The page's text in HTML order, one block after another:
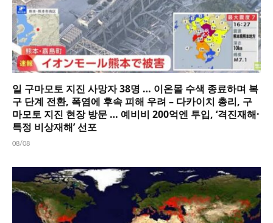
일 구마모토 지진 사망자 38명 … 이온몰 수색 종료하며 복
구 단계 전환, 폭염에 후속 피해 우려 – 다카이치 총리, 구
마모토 지진 현장 방문 … 예비비 200억엔 투입, ‘격진재해·
특정 비상재해’ 선포
08/08